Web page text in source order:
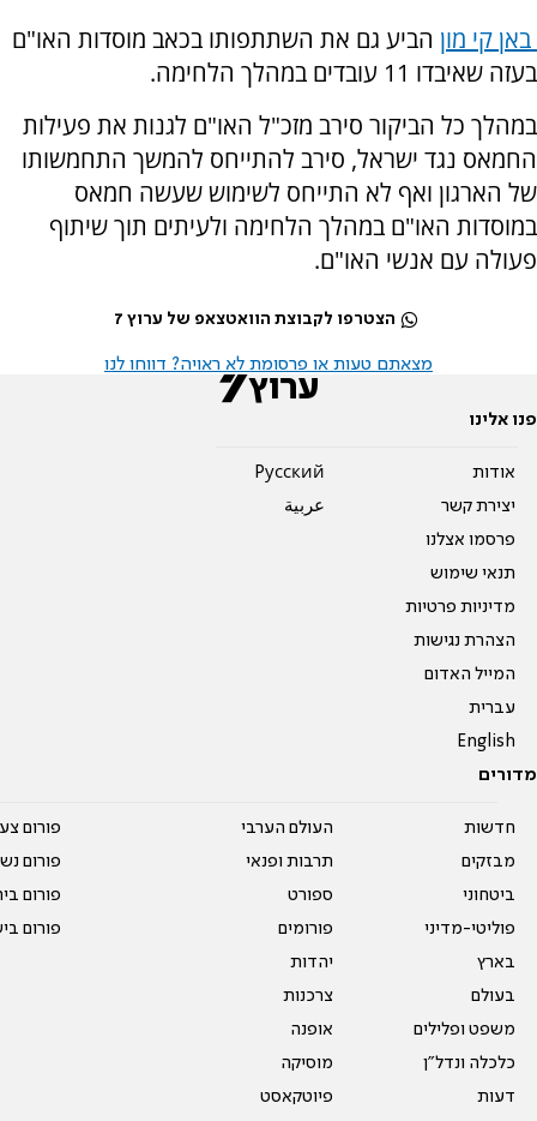
באן קי מון הביע גם את השתתפותו בכאב מוסדות האו"ם
בעזה שאיבדו 11 עובדים במהלך הלחימה.
במהלך כל הביקור סירב מזכ"ל האו"ם לגנות את פעילות
החמאס נגד ישראל, סירב להתייחס להמשך התחמשותו
של הארגון ואף לא התייחס לשימוש שעשה חמאס
במוסדות האו"ם במהלך הלחימה ולעיתים תוך שיתוף
פעולה עם אנשי האו"ם.
הצטרפו לקבוצת הוואטצאפ של ערוץ 7
מצאתם טעות או פרסומת לא ראויה? דווחו לנו
פנו אלינו
אודות
יצירת קשר
פרסמו אצלנו
תנאי שימוש
מדיניות פרטיות
הצהרת נגישות
המייל האדום
עברית
English
Pусский
عربية
מדורים
חדשות
מבזקים
ביטחוני
פוליטי-מדיני
בארץ
בעולם
משפט ופלילים
כלכלה ונדל"ן
דעות
העולם הערבי
תרבות ופנאי
ספורט
פורומים
יהדות
צרכנות
אופנה
מוסיקה
פיוטקאסט
פורום
פורום
פורום
פורום